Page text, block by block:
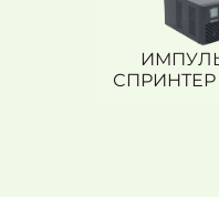
СПРИНТЕР